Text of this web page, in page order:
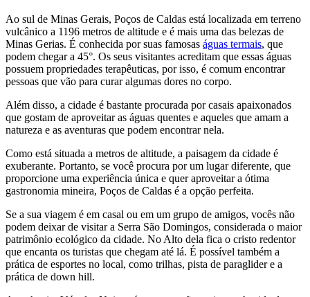
Ao sul de Minas Gerais, Poços de Caldas está localizada em terreno
vulcânico a 1196 metros de altitude e é mais uma das belezas de
Minas Gerias. É conhecida por suas famosas águas termais, que
podem chegar a 45°. Os seus visitantes acreditam que essas águas
possuem propriedades terapêuticas, por isso, é comum encontrar
pessoas que vão para curar algumas dores no corpo.
Além disso, a cidade é bastante procurada por casais apaixonados
que gostam de aproveitar as águas quentes e aqueles que amam a
natureza e as aventuras que podem encontrar nela.
Como está situada a metros de altitude, a paisagem da cidade é
exuberante. Portanto, se você procura por um lugar diferente, que
proporcione uma experiência única e quer aproveitar a ótima
gastronomia mineira, Poços de Caldas é a opção perfeita.
Se a sua viagem é em casal ou em um grupo de amigos, vocês não
podem deixar de visitar a Serra São Domingos, considerada o maior
patrimônio ecológico da cidade. No Alto dela fica o cristo redentor
que encanta os turistas que chegam até lá. É possível também a
prática de esportes no local, como trilhas, pista de paraglider e a
prática de down hill.